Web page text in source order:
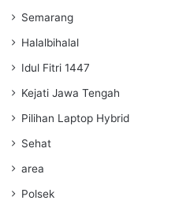
Semarang
Halalbihalal
Idul Fitri 1447
Kejati Jawa Tengah
Pilihan Laptop Hybrid
Sehat
area
Polsek